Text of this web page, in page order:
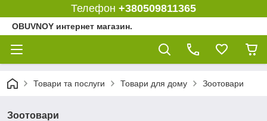
Телефон +380509811365
OBUVNOY интернет магазин.
Товари та послуги Товари для дому Зоотовари
Зоотовари